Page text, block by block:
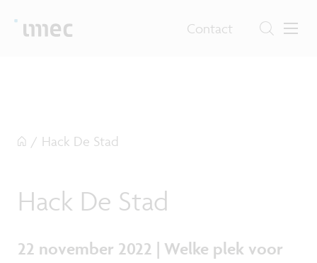
Contact
/ Hack De Stad
Hack De Stad
22 november 2022 | Welke plek voor